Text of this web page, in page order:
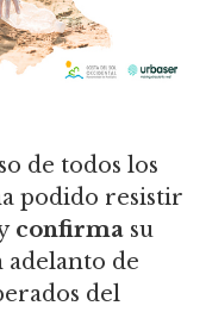
de todos los
podido resistir
confirma su
de
del